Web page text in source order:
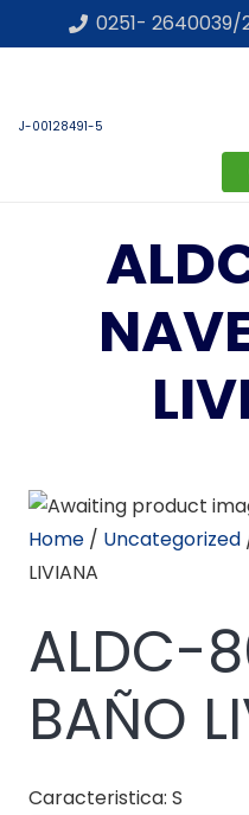
0251- 2640039/
J-00128491-5
Home / Uncategorized
LIVIANA
ALDC-
BAÑO
Caracteristica: S